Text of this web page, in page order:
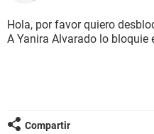
Hola, por favor quiero
A Yanira Alvarado lo bloquie
Compartir